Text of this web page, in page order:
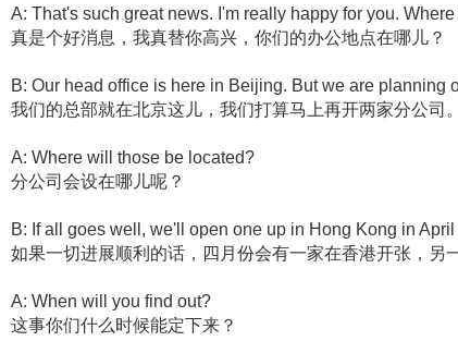
A: That's such great news. I'm really happy for you.
真是个好消息，我真替你高兴，你们的办公地点在哪儿？
B: Our head office is here in Beijing. But we are planning
我们的总部就在北京这儿，我们打算马上再开两家分公司。
A: Where will those be located?
分公司会设在哪儿呢？
B: If all goes well, we'll open one up in Hong Kong in
如果一切进展顺利的话，四月份会有一家在香港开张，另
A: When will you find out?
这事你们什么时候能定下来？